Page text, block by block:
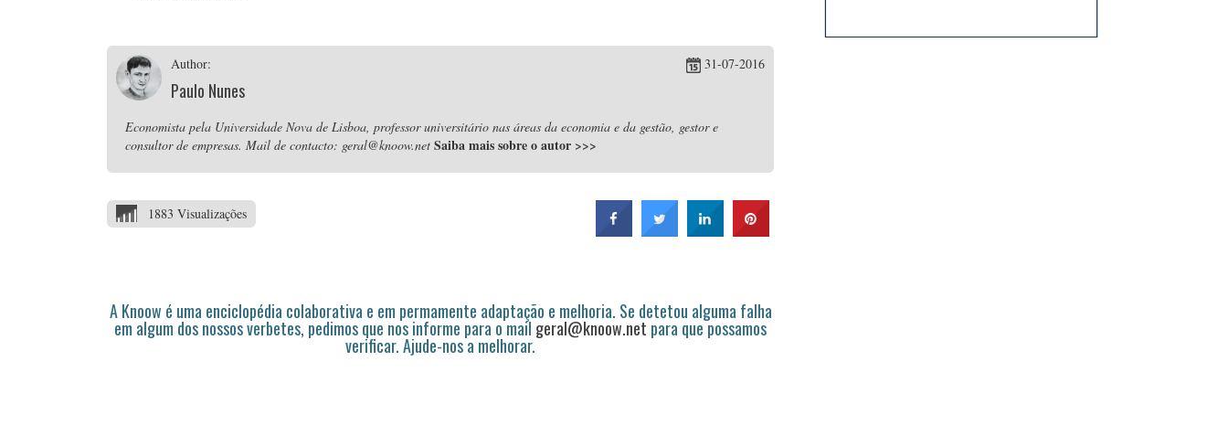
Author:
Paulo Nunes
31-07-2016
Economista pela Universidade Nova de Lisboa, professor universitário nas áreas da economia e da gestão, gestor e
consultor de empresas. Mail de contacto: geral@knoow.net Saiba mais sobre o autor >>>
1883 Visualizações
A Knoow é uma enciclopédia colaborativa e em permamente adaptação e melhoria. Se detetou alguma falha
em algum dos nossos verbetes, pedimos que nos informe para o mail geral@knoow.net para que possamos
verificar. Ajude-nos a melhorar.